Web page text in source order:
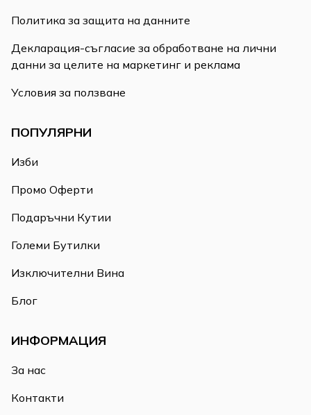
Политика за защита на данните
Декларация-съгласие за обработване на лични
данни за целите на маркетинг и реклама
Условия за ползване
ПОПУЛЯРНИ
Изби
Промо Оферти
Подаръчни Кутии
Големи Бутилки
Изключителни Вина
Блог
ИНФОРМАЦИЯ
За нас
Контакти